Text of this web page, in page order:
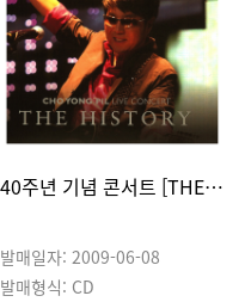
40주년 기념 콘서트 [THE HISTORY]
발매일자: 2009-06-08
발매형식: CD